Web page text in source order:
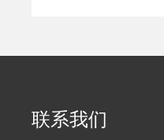
联系我们